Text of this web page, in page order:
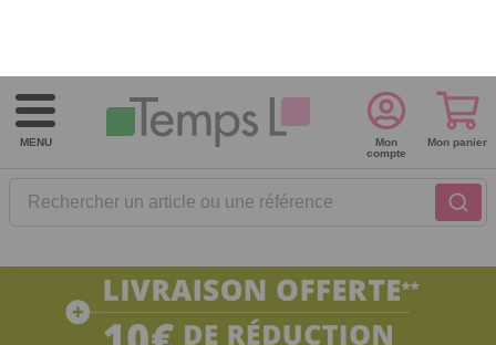
MENU
Mon
compte
Mon panier
10€ de réduction dès 40€ d'achat. Offre
valable du 03/08/2026 au 12/08/2026.